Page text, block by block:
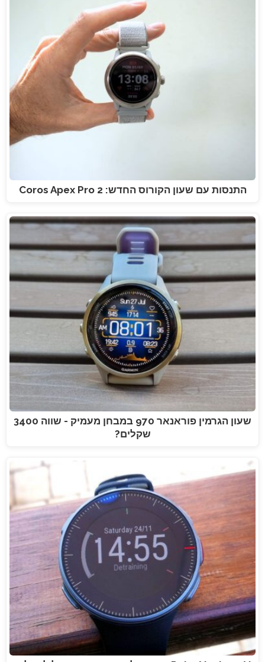
התנסות עם שעון הקורוס החדש: Coros Apex Pro 2
שעון הגרמין פוראנאר 970 במבחן מעמיק - שווה 3400
שקלים?